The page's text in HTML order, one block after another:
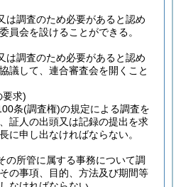
は調査のため必要があると認め
員会を設けることができる。
は調査のため必要があると認め
議して、連合審査会を開くこと
要求)
条(調査権)の規定による調査を
証人の出頭又は記録の提出を求
に申し出なければならない。
の所管に属する事務について調
の事項、目的、方法及び期間等